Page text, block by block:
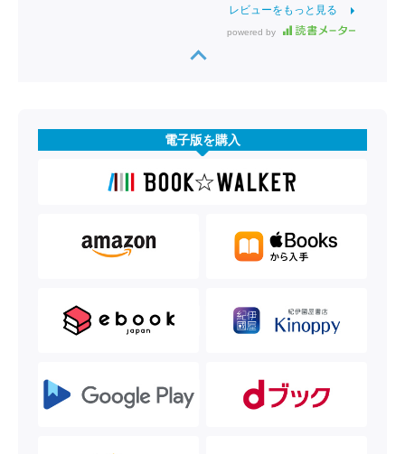
レビューをもっと見る
powered by
電子版を購入